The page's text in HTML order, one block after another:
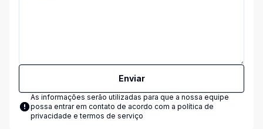
Enviar
As informações serão utilizadas para que a nossa equipe
possa entrar em contato de acordo com a política de
privacidade e termos de serviço